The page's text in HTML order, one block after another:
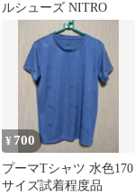
ルシューズ NITRO
¥ 700
プーマTシャツ 水色170
サイズ試着程度品